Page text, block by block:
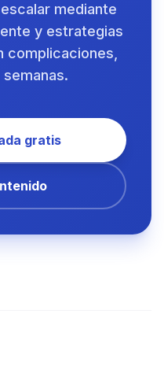
mediante
y estrategias
complicaciones,
gratis